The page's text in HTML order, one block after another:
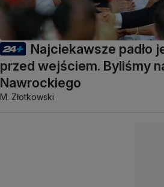
Najciekawsze padło
przed wejściem. Byliśmy
Nawrockiego
M. Złotkowski